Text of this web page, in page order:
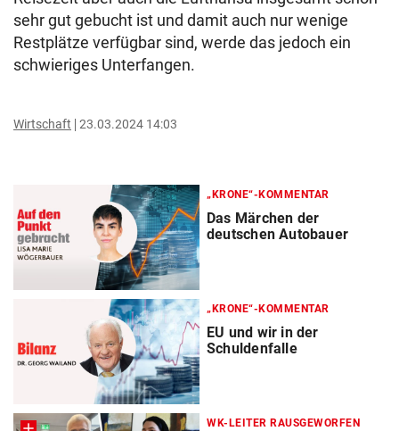
sehr gut gebucht ist und damit auch nur wenige
Restplätze verfügbar sind, werde das jedoch ein
schwieriges Unterfangen.
Wirtschaft 23.03.2024 14:03
„KRONE“-KOMMENTAR
Das Märchen der
deutschen Autobauer
„KRONE“-KOMMENTAR
EU und wir in der
Schuldenfalle
WK-LEITER RAUSGEWORFEN